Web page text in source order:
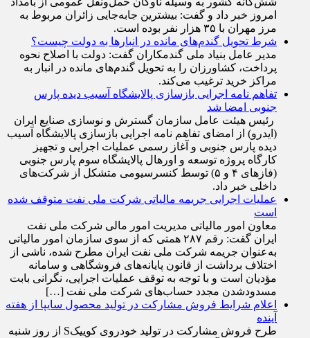
شش‌گانه کشور به وسیله ناوگان حمل‌ونقل عمومی از بامداد
امروز خبر داد و گفت: بیشترین جابه‌جایی زائران مربوط به
مرز مهران با ۳۵ هزار نفر بوده است.
شرط تحویل گندم‌های مانده در انبار‌ها به دولت چیست؟
مدیر عامل بنیاد ملی گندمکاران گفت: دولت با اصلاح نحوه
پرداخت، کشاورزان را به تحویل گندم‌های مانده در انبار به
مراکز خرید ترغیب می‌کند.
تفاهم نامه اجرایی بازسازی پالایشگاه آسیب دیده پارس
جنوبی امضا شد
رئیس هیئت عامل سازمان گسترش و نوسازی صنایع ایران
(ایدرو) از امضای تفاهم نامه اجرایی بازسازی پالایشگاه آسیب
دیده پارس جنوبی و آغاز رسمی عملیات اجرایی و تجهیز
کارگاه پروژه توسعه و اورهال پالایشگاه سوم پارس جنوبی
(فاز‌های ۴ و ۵) توسط کنسرسیومی متشکل از شرکت‌های
داخلی خبر داد.
عملیات اجرایی جریمه مالیاتی شرکت ملی نفت متوقف شده
است
معاون امور مالیاتی مدیریت امور مالی شرکت ملی نفت
ایران گفت: رقم ۲۸۷ همتی که از سوی سازمان امور مالیاتی
به‌عنوان جریمه شرکت ملی نفت ایران مطرح شده، ناشی از
اختلاف برداشت از قانون پایانه‌های فروشگاهی و سامانه
مؤدیان است و با توجه به توقف عملیات اجرایی، نگرانی بابت
مسدودشدن مجدد حساب‌های شرکت ملی نفت […]
اعلام شرایط فروش مشارکت در تولید محصول سایپا از هفته
آینده